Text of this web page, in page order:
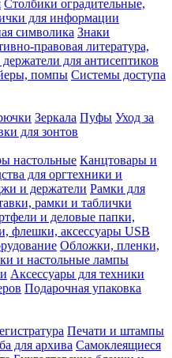
Столбики оградительные,
для информации
символика Знаки
правовая литература,
для антисептиков
помпы Системы доступа
Зеркала Пуфы Уход за
для зонтов
настольные Канцтовары и
для оргтехники и
и держатели Рамки для
рамки и таблички
и деловые папки,
флешки, аксессуары USB
Обложки, пленки,
и настольные лампы
Аксессуары для техники
Подарочная упаковка
Печати и штампы
для архива Самоклеящиеся